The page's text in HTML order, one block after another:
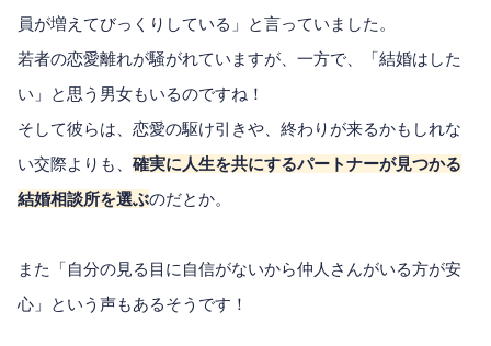
員が増えてびっくりしている」と言っていました。
若者の恋愛離れが騒がれていますが、一方で、「結婚はした
い」と思う男女もいるのですね！
そして彼らは、恋愛の駆け引きや、終わりが来るかもしれな
い交際よりも、 確実に人生を共にするパートナーが見つかる
結婚相談所を選ぶのだとか。
また「自分の見る目に自信がないから仲人さんがいる方が安
心」という声もあるそうです！